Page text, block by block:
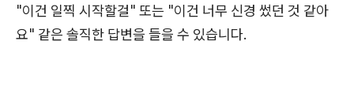
"이건 일찍 시작할걸" 또는 "이건 너무 신경 썼던 것 같아
요" 같은 솔직한 답변을 들을 수 있습니다.